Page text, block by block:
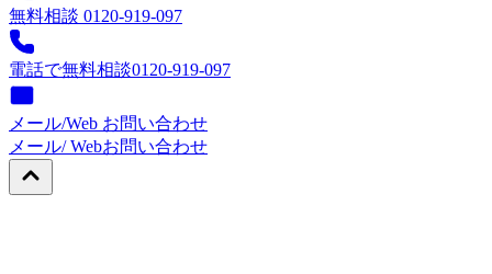
無料相談 0120-919-097
電話で無料相談0120-919-097
メール/Web お問い合わせ
メール/ Webお問い合わせ